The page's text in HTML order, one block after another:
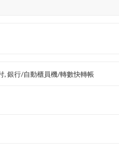
, 銀行/自動櫃員機/轉數快轉帳